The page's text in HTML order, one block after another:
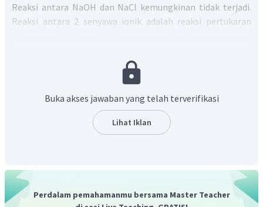
Reaksi antara NaOH dan NaCl kemungkinan tidak terjadi.
Reaksi antara 2 senyawa ionik adalah reaksi pertukaran
senyawa, senyawa yang dihasilkan akan sama seperti
senyawa mula mula (NaOH dan NaCl).
dan HCl, maka reaksi tersebut akan menghasilkan garam
NaCl. Oleh karena garam NaCl terbentuk dari asam kuat
dan basa kuat, garam ini bersifat netral dengan pH = 7.
dihitung pH-nya.
Buka akses jawaban yang telah terverifikasi
Lihat Iklan
Perdalam pemahamanmu bersama Master Teacher